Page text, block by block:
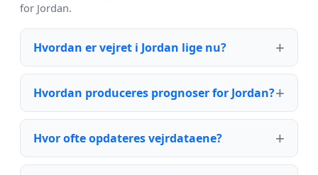
for Jordan.
Hvordan er vejret i Jordan lige nu?
Hvordan produceres prognoser for Jordan?
Hvor ofte opdateres vejrdataene?